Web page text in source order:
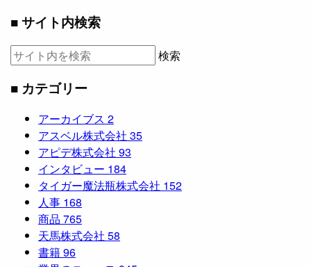
■ サイト内検索
検索
■ カテゴリー
アーカイブス 2
アスベル株式会社 35
アピデ株式会社 93
インタビュー 184
タイガー魔法瓶株式会社 152
人事 168
商品 765
天馬株式会社 58
書籍96